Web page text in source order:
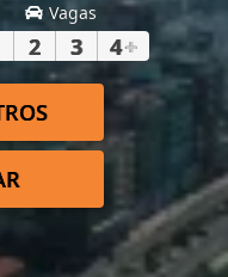
Vagas
2 3 4+